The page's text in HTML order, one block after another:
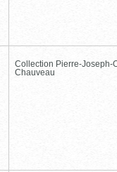
Collection Pierre-Joseph-
Chauveau